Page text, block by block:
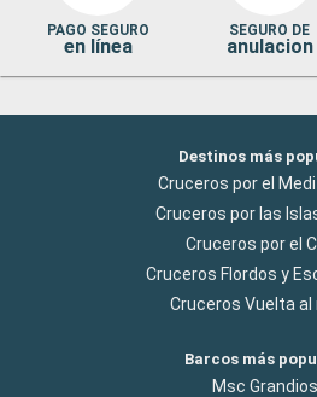
PAGO SEGURO
en línea
SEGURO DE
anulacion
Destinos más
Cruceros por el
Cruceros por las
Cruceros por el
Cruceros Flordos y
Cruceros Vuelta al
Barcos más
Msc